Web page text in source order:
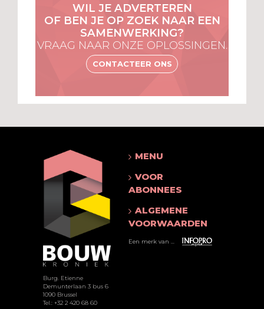
WIL JE ADVERTEREN
OF BEN JE OP ZOEK NAAR EEN
SAMENWERKING?
VRAAG NAAR ONZE OPLOSSINGEN.
CONTACTEER ONS
Burg. Etienne
Demunterlaan 3 bus 6
1090 Brussel
Tel.: +32 2 420 68 60
MENU
VOOR
ABONNEES
ALGEMENE
VOORWAARDEN
Een merk van ...